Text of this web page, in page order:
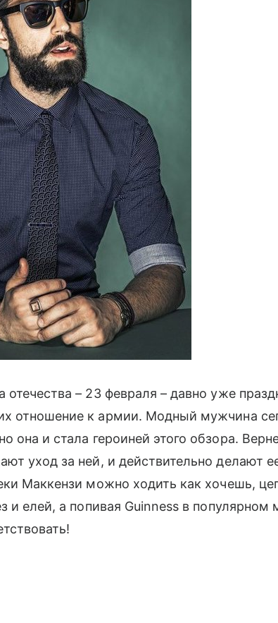
отечества – 23 февраля – давно уже
отношение к армии. Модный мужчина
она и стала героиней этого обзора.
уход за ней, и действительно делают
Маккензи можно ходить как хочешь,
и елей, а попивая Guinness в